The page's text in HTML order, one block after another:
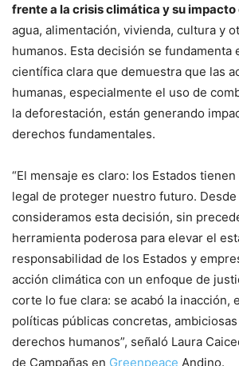
frente a la crisis climática y su impacto
agua, alimentación, vivienda, cultura y
humanos. Esta decisión se fundamenta
científica clara que demuestra que las
humanas, especialmente el uso de
la deforestación, están generando
derechos fundamentales.
“El mensaje es claro: los Estados
legal de proteger nuestro futuro. Desde
consideramos esta decisión, sin
herramienta poderosa para elevar el
responsabilidad de los Estados y
acción climática con un enfoque de
corte lo fue clara: se acabó la inacción,
políticas públicas concretas,
derechos humanos”, señaló Laura
de Campañas en Greenpeace Andino.